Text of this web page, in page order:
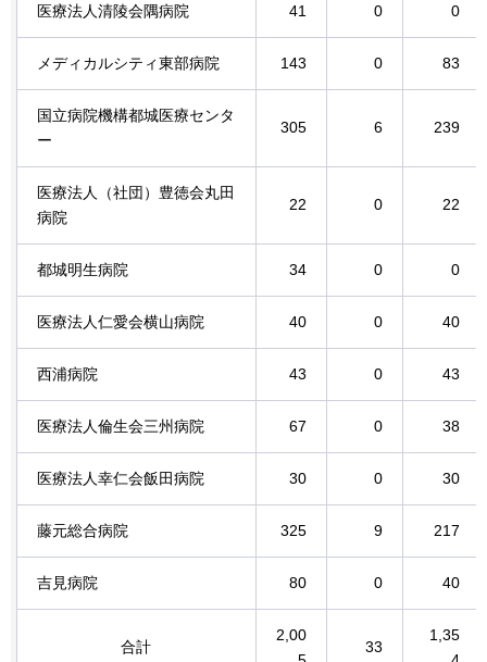
医療法人清陵会隅病院 41 0 0
メディカルシティ東部病院 143 0 83
国立病院機構都城医療センタ
ー
305 6 239
医療法人（社団）豊徳会丸田
病院
22 0 22
都城明生病院 34 0 0
医療法人仁愛会横山病院 40 0 40
西浦病院 43 0 43
医療法人倫生会三州病院 67 0 38
医療法人幸仁会飯田病院 30 0 30
藤元総合病院 325 9 217
吉見病院 80 0 40
合計
2,00
33
1,35